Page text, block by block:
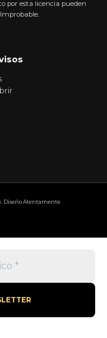
por esta licencia pueden
Diseño Atentamente